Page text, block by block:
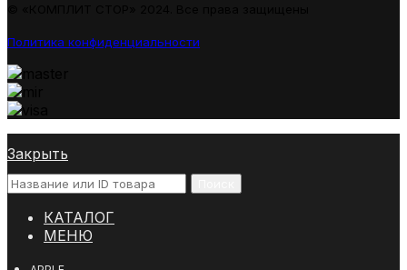
Политика конфиденциальности
Закрыть
КАТАЛОГ
МЕНЮ